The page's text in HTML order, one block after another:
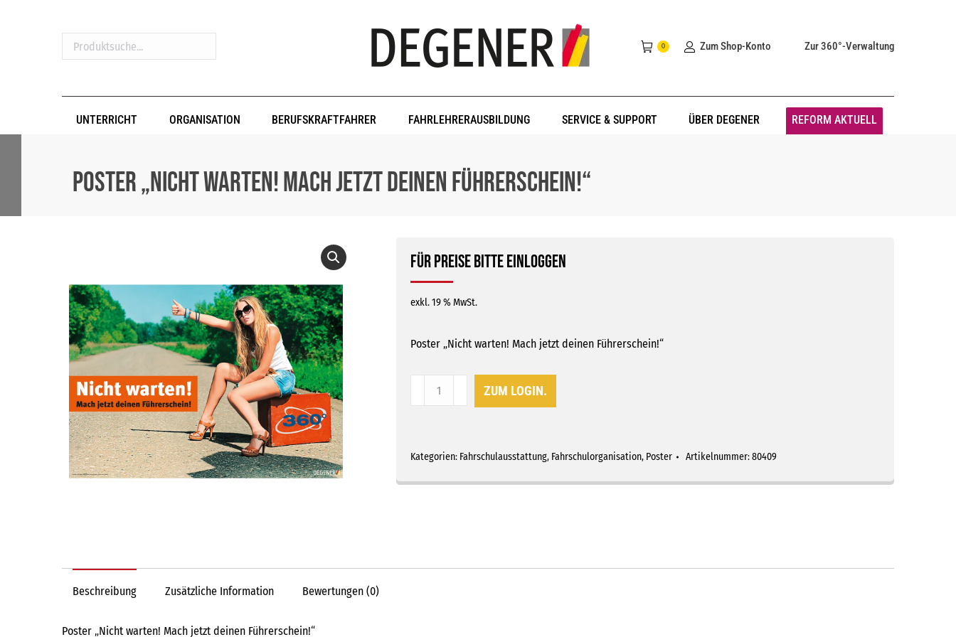
Produktsuche...
0 Zum Shop-Konto Zur 360°-Verwaltung
UNTERRICHT ORGANISATION BERUFSKRAFTFAHRER FAHRLEHRERAUSBILDUNG SERVICE & SUPPORT ÜBER DEGENER REFORM AKTUELL
Poster „Nicht warten! Mach jetzt deinen Führerschein!“
Für Preise bitte einloggen
exkl. 19 % MwSt.
Poster „Nicht warten! Mach jetzt deinen Führerschein!“
jetzt
ZUM LOGIN.
Kategorien: Fahrschulausstattung, Fahrschulorganisation, Poster Artikelnummer:80409
Beschreibung Zusätzliche Information Bewertungen (0)
Poster „Nicht warten! Mach jetzt deinen Führerschein!“